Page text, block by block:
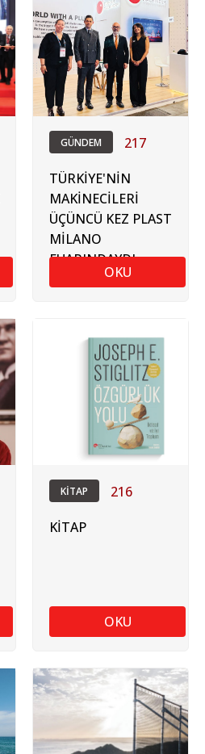
GÜNDEM 217
TÜRKİYE'NİN
MAKİNECİLERİ
ÜÇÜNCÜ KEZ PLAST
MİLANO
FUARINDAYDI
OKU
KİTAP 216
KİTAP
OKU